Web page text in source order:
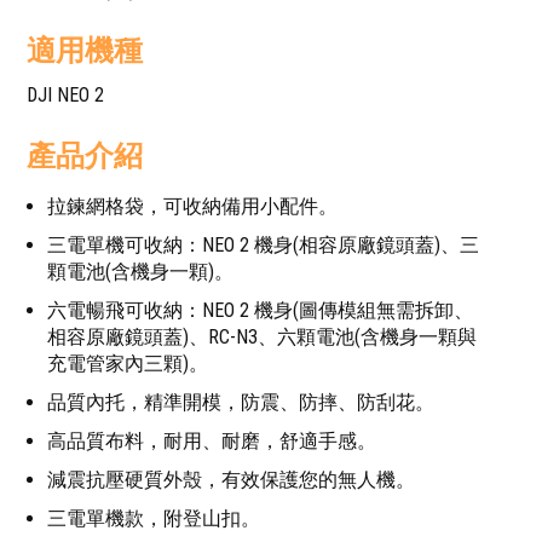
適用機種
DJI NEO 2
產品介紹
拉鍊網格袋，可收納備用小配件。
三電單機可收納：NEO 2 機身(相容原廠鏡頭蓋)、三
顆電池(含機身一顆)。
六電暢飛可收納：NEO 2 機身(圖傳模組無需拆卸、
相容原廠鏡頭蓋)、RC-N3、六顆電池(含機身一顆與
充電管家內三顆)。
品質內托，精準開模，防震、防摔、防刮花。
高品質布料，耐用、耐磨，舒適手感。
減震抗壓硬質外殼，有效保護您的無人機。
三電單機款，附登山扣。